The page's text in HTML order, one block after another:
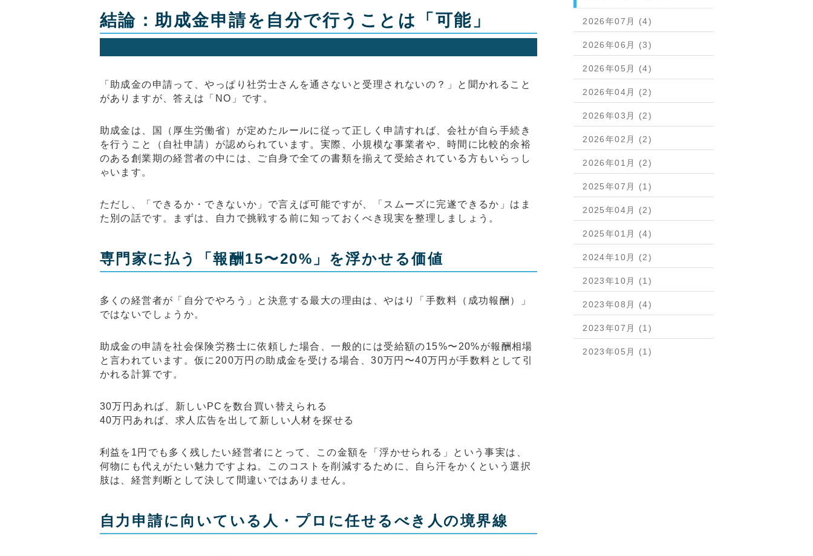
結論：助成金申請を自分で行うことは「可能」
「助成金の申請って、やっぱり社労士さんを通さないと受理されないの？」と聞かれること
がありますが、答えは「NO」です。
助成金は、国（厚生労働省）が定めたルールに従って正しく申請すれば、会社が自ら手続き
を行うこと（自社申請）が認められています。実際、小規模な事業者や、時間に比較的余裕
のある創業期の経営者の中には、ご自身で全ての書類を揃えて受給されている方もいらっし
ゃいます。
ただし、「できるか・できないか」で言えば可能ですが、「スムーズに完遂できるか」はま
た別の話です。まずは、自力で挑戦する前に知っておくべき現実を整理しましょう。
専門家に払う「報酬15〜20%」を浮かせる価値
多くの経営者が「自分でやろう」と決意する最大の理由は、やはり「手数料（成功報酬）」
ではないでしょうか。
助成金の申請を社会保険労務士に依頼した場合、一般的には受給額の15%〜20%が報酬相場
と言われています。仮に200万円の助成金を受ける場合、30万円〜40万円が手数料として引
かれる計算です。
30万円あれば、新しいPCを数台買い替えられる
40万円あれば、求人広告を出して新しい人材を探せる
利益を1円でも多く残したい経営者にとって、この金額を「浮かせられる」という事実は、
何物にも代えがたい魅力ですよね。このコストを削減するために、自ら汗をかくという選択
肢は、経営判断として決して間違いではありません。
自力申請に向いている人・プロに任せるべき人の境界線
2026年07月 (4)
2026年06月 (3)
2026年05月 (4)
2026年04月 (2)
2026年03月 (2)
2026年02月 (2)
2026年01月 (2)
2025年07月 (1)
2025年04月 (2)
2025年01月 (4)
2024年10月 (2)
2023年10月 (1)
2023年08月 (4)
2023年07月 (1)
2023年05月 (1)